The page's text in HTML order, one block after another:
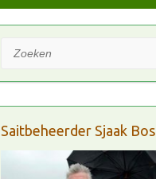
Zoeken
Saitbeheerder Sjaak Bos